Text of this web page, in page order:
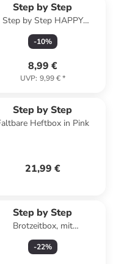
Step by Step
Step by Step HAPPY
CHARMS "Dolphin"
-10%
8,99 €
UVP: 9,99 €*
Step by Step
Heftbox in Pink
21,99 €
Step by Step
Brotzeitbox, mit
in Mermaid
Bella, Blau
-22%